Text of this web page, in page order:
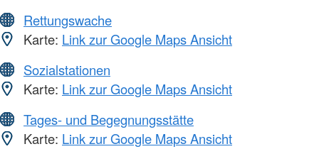
Rettungswache
Karte: Link zur Google Maps Ansicht
Sozialstationen
Karte: Link zur Google Maps Ansicht
Tages- und Begegnungsstätte
Karte: Link zur Google Maps Ansicht